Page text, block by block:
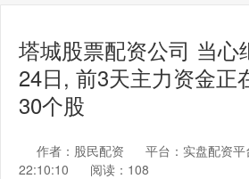
塔城股票配资公司 当心
24日, 前3天主力资金正
30个股
作者：股民配资 平台：实盘配资平
22:10:10
阅读：108